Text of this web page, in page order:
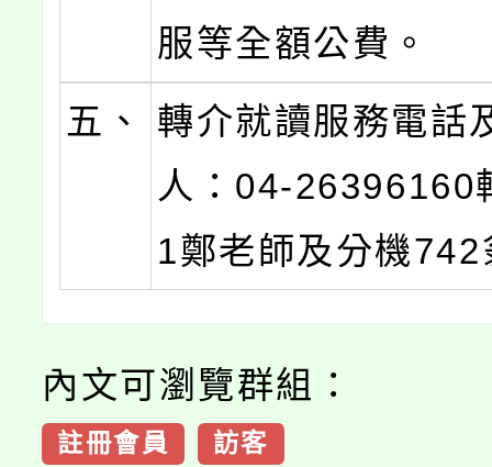
服等全額公費。
五、
轉介就讀服務電話
人：04-26396160
1鄭老師及分機
內文可瀏覽群組：
註冊會員 訪客